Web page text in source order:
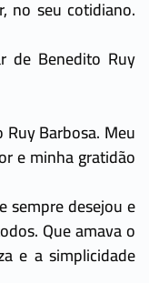
no seu cotidiano.
de Benedito Ruy
Barbosa. Meu
e minha gratidão
sempre desejou e
Que amava o
e a simplicidade